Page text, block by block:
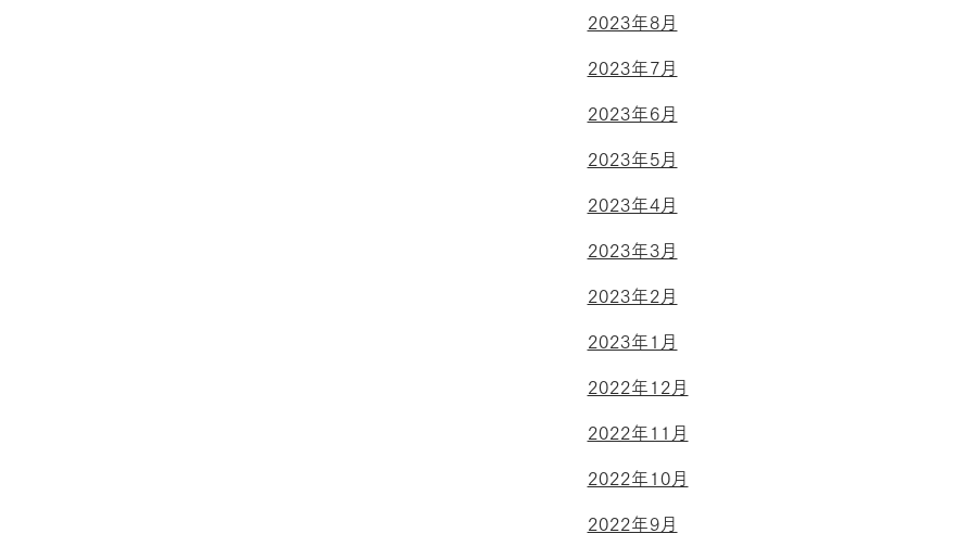
2023年8月
2023年7月
2023年6月
2023年5月
2023年4月
2023年3月
2023年2月
2023年1月
2022年12月
2022年11月
2022年10月
2022年9月